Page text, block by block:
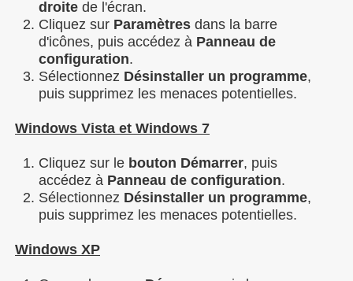
droite de l'écran.
Cliquez sur Paramètres dans la barre
d'icônes, puis accédez à Panneau de
configuration.
Sélectionnez Désinstaller un programme,
puis supprimez les menaces potentielles.
Windows Vista et Windows 7
Cliquez sur le bouton Démarrer, puis
accédez à Panneau de configuration.
Sélectionnez Désinstaller un programme,
puis supprimez les menaces potentielles.
Windows XP